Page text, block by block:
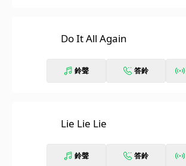
Do It All Again
鈴聲 答鈴
Lie Lie Lie
鈴聲 答鈴